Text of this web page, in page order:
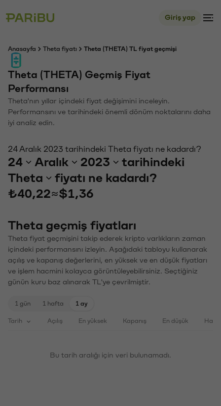
Giriş yap
Anasayfa Theta fiyatı Theta (THETA) TL fiyat geçmişi
Theta (THETA) Geçmiş Fiyat
Performansı
Theta'nın yıllar içindeki fiyat değişimini inceleyin.
Performansını ve tarihindeki önemli dönüm noktalarını daha
iyi analiz edin.
24 Aralık 2023 tarihindeki Theta fiyatı ne kadardı?
24 Aralık 2023
tarihindeki
Theta
fiyatı ne kadardı?
₺40,22≈$1,36
Theta geçmiş fiyatları
Theta fiyat geçmişini takip ederek kripto varlıkların zaman
içindeki performansını izleyin. Aşağıdaki tabloyu kullanarak
açılış ve kapanış değerlerini, en yüksek ve en düşük fiyatları
ve işlem hacmini kolayca görüntüleyebilirsiniz. Seçtiğiniz
günün kuru baz alınarak TL'ye çevrilmiştir.
1 gün 1 hafta 1 ay
Tarih Açılış En yüksek Kapanış En düşük
Bu tarih aralığı için veri bulunamadı.